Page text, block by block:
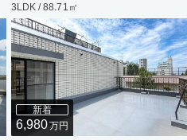
3LDK / 88.71㎡
新着
6,980万円